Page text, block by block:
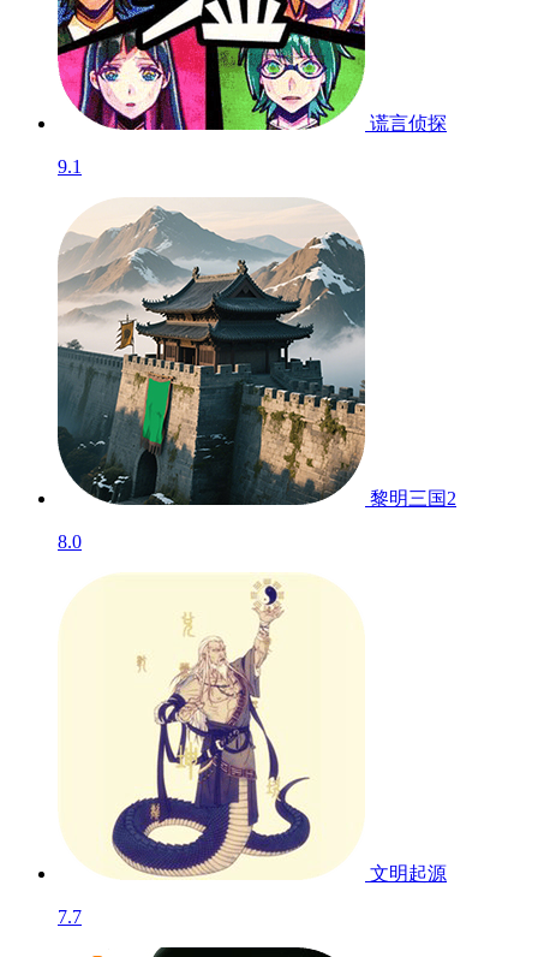
谎言侦探
9.1
黎明三国2
8.0
文明起源
7.7